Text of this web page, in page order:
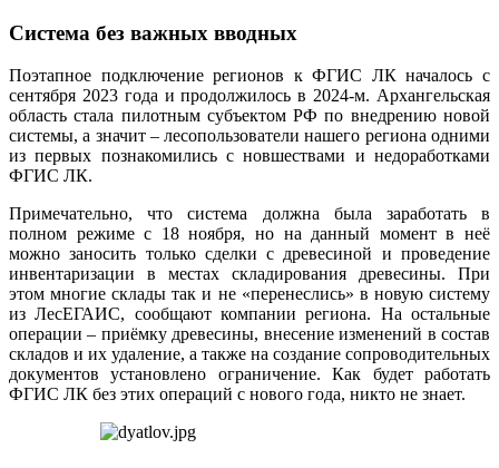
Система без важных вводных
Поэтапное подключение регионов к ФГИС ЛК началось с
сентября 2023 года и продолжилось в 2024‑м. Архангельская
область стала пилотным субъектом РФ по внедрению новой
системы, а значит – лесопользователи нашего региона одними
из первых познакомились с новшествами и недоработками
ФГИС ЛК.
Примечательно, что система должна была заработать в
полном режиме с 18 ноября, но на данный момент в неё
можно заносить только сделки с древесиной и проведение
инвентаризации в местах складирования древесины. При
этом многие склады так и не «перенеслись» в новую систему
из ЛесЕГАИС, сообщают компании региона. На остальные
операции – приёмку древесины, внесение изменений в состав
складов и их удаление, а также на создание сопроводительных
документов установлено ограничение. Как будет работать
ФГИС ЛК без этих операций с нового года, никто не знает.